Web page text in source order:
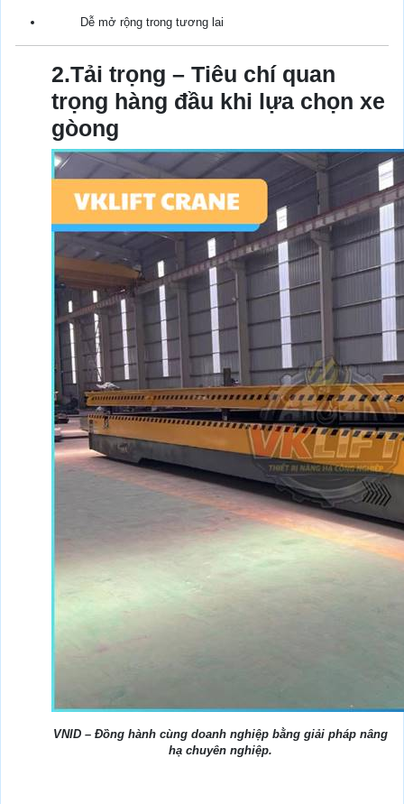
Dễ mở rộng trong tương lai
2.Tải trọng – Tiêu chí quan
trọng hàng đầu khi lựa chọn xe
gòong
VNID – Đồng hành cùng doanh nghiệp bằng giải pháp nâng
hạ chuyên nghiệp.